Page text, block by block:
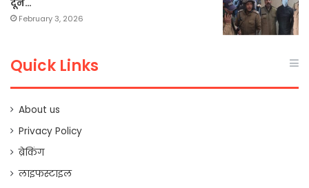
दून…
February 3, 2026
Quick Links
About us
Privacy Policy
ब्रेकिंग
लाइफस्टाइल